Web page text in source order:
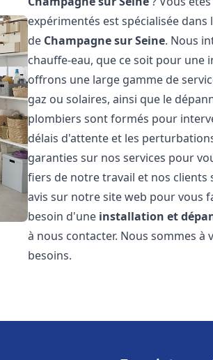
expérimentés est spécialisée
de Champagne sur Seine. Nous
chauffe-eau, que ce soit pour
offrons une large gamme de
gaz ou solaires, ainsi que le
plombiers sont formés pour
délais d'attente et les
garanties sur nos services pour
fiers de notre travail et nos
avis sur notre site web pour vous
besoin d'une installation et
à nous contacter. Nous sommes
besoins.